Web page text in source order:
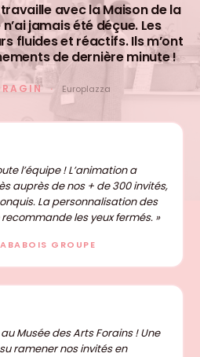
avec la Maison de la
jamais été déçue. Les
fluides et réactifs. Ils m’ont
de dernière minute !
· Europlazza
l’équipe ! L’animation a
auprès de nos + de 300 invités,
La personnalisation des
les yeux fermés. »
GROUPE
Musée des Arts Forains ! Une
ramener nos invités en